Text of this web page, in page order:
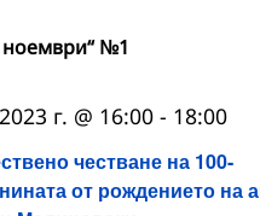
ноември“ №1
честване на 100-
от рождението на
г. @ 16:00 - 18:00